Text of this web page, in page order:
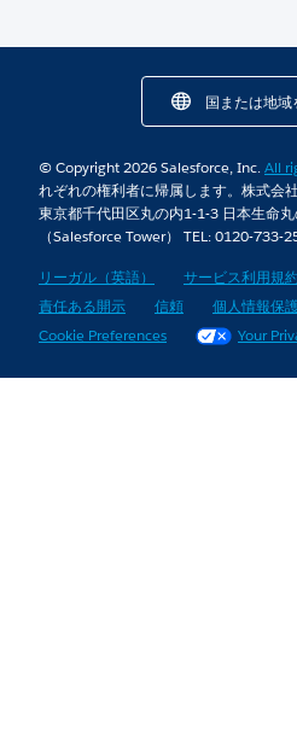
国または地域
© Copyright 2026 Salesforce, Inc.All
れぞれの権利者に帰属します。株式会
東京都千代田区丸の内1-1-3 日本生命
（Salesforce Tower） TEL: 0120-733-
リーガル（英語）
サービス利用規約
責任ある開示
信頼 個人情報保
Cookie Preferences
Your